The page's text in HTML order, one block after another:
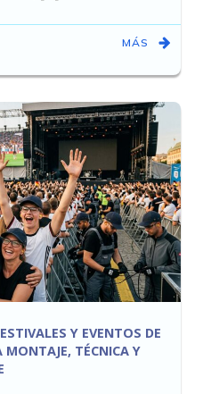
MÁS
Y EVENTOS DE
MONTAJE, TÉCNICA Y